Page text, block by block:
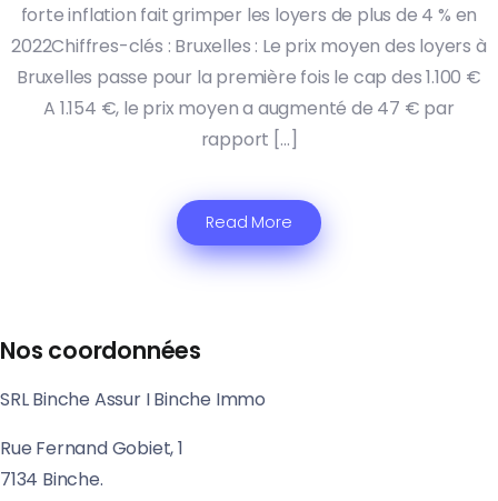
forte inflation fait grimper les loyers de plus de 4 % en
2022Chiffres-clés : Bruxelles : Le prix moyen des loyers à
Bruxelles passe pour la première fois le cap des 1.100 €
A 1.154 €, le prix moyen a augmenté de 47 € par
rapport […]
Read More
Nos coordonnées
SRL Binche Assur I Binche Immo
Rue Fernand Gobiet, 1
7134 Binche.